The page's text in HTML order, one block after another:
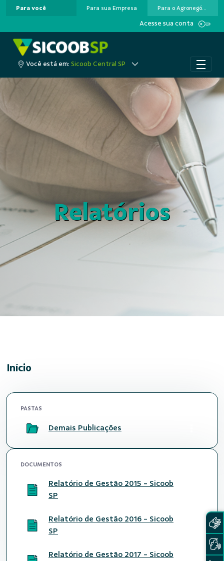
Pular para o Conteúdo principal
Para você Para sua Empresa Para o Agronegócio
Acesse sua conta
Você está em: Sicoob Central SP
Relatórios
Início
PASTAS
Demais Publicações
DOCUMENTOS
Relatório de Gestão 2015 - Sicoob
SP
Relatório de Gestão 2016 - Sicoob
SP
Relatório de Gestão 2017 - Sicoob